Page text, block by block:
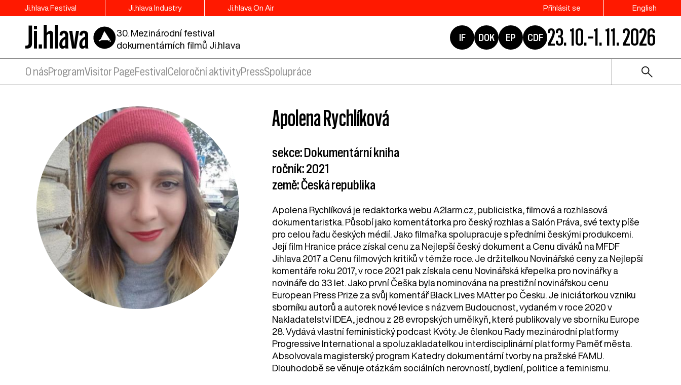
Ji.hlava Festival Ji.hlava Industry Ji.hlava On Air Přihlásit se English
30. Mezinárodní festival
dokumentárních filmů Ji.hlava
IF DOK EP CDF 23. 10.–1. 11. 2026
O násProgramVisitor PageFestival Celoroční aktivityPressSpolupráce
Apolena Rychlíková
sekce: Dokumentární kniha
ročník: 2021
země: Česká republika
Apolena Rychlíková je redaktorka webu A2larm.cz, publicistka, filmová a rozhlasová
dokumentaristka. Působí jako komentátorka pro český rozhlas a Salón Práva, své texty píše
pro celou řadu českých médií. Jako filmařka spolupracuje s předními českými produkcemi.
Její film Hranice práce získal cenu za Nejlepší český dokument a Cenu diváků na MFDF
Jihlava 2017 a Cenu filmových kritiků v témže roce. Je držitelkou Novinářské ceny za Nejlepší
komentáře roku 2017, v roce 2021 pak získala cenu Novinářská křepelka pro novinářky a
novináře do 33 let. Jako první Češka byla nominována na prestižní novinářskou cenu
European Press Prize za svůj komentář Black Lives MAtter po Česku. Je iniciátorkou vzniku
sborníku autorů a autorek nové levice s názvem Budoucnost, vydaném v roce 2020 v
Nakladatelství IDEA, jednou z 28 evropských umělkyň, které publikovaly ve sborníku Europe
28. Vydává vlastní feministický podcast Kvóty. Je členkou Rady mezinárodní platformy
Progressive International a spoluzakladatelkou interdisciplinární platformy Paměť města.
Absolvovala magisterský program Katedry dokumentární tvorby na pražské FAMU.
Dlouhodobě se věnuje otázkám sociálních nerovností, bydlení, politice a feminismu.